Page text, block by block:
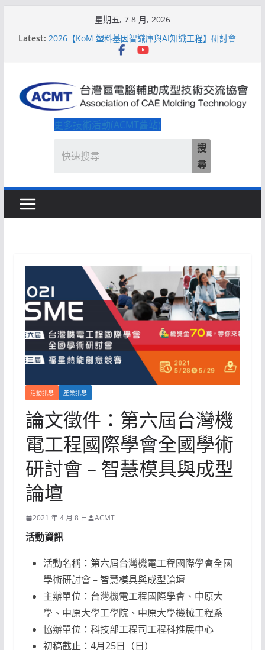
星期五, 7 8 月, 2026
Latest: 2026【KoM 塑料基因智識庫與AI知識工程】研討會
【培訓課程】【ACMT Ｔ零量產】模具估報價：貫穿
具展重磅登場
ACMT打造「Smart Molding 模塑智造平台」主題館
2026【QoM 射出成型高品質穩定生產】研討會
更多技術活動(ACMT舊站)
搜
尋
活動訊息 產業訊息
論文徵件：第六屆台灣機
電工程國際學會全國學術
研討會 – 智慧模具與成型
論壇
2021 年 4 月 8 日 ACMT
活動資訊
活動名稱：第六屆台灣機電工程國際學會全國
學術研討會 – 智慧模具與成型論壇
主辦單位：台灣機電工程國際學會、中原大
學、中原大學工學院、中原大學機械工程系
協辦單位：科技部工程司工程科推展中心
初稿截止：4月25日（日）